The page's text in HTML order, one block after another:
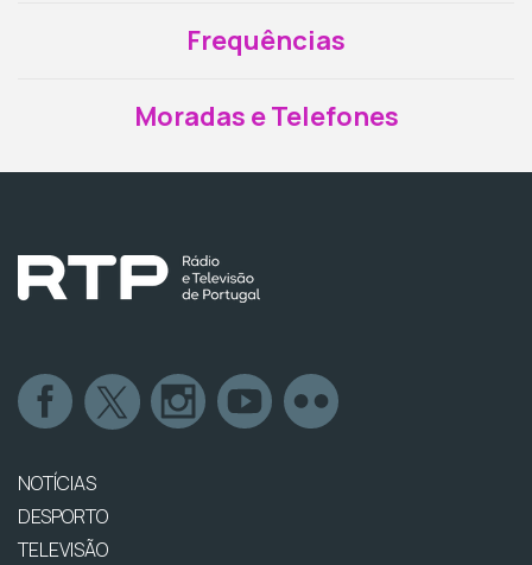
Frequências
Moradas e Telefones
NOTÍCIAS
DESPORTO
TELEVISÃO